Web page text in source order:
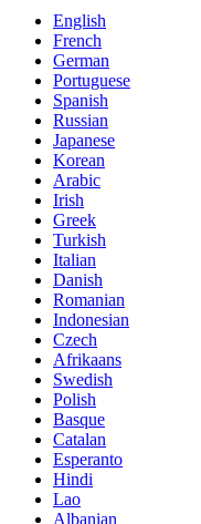
English
French
German
Portuguese
Spanish
Russian
Japanese
Korean
Arabic
Irish
Greek
Turkish
Italian
Danish
Romanian
Indonesian
Czech
Afrikaans
Swedish
Polish
Basque
Catalan
Esperanto
Hindi
Lao
Albanian